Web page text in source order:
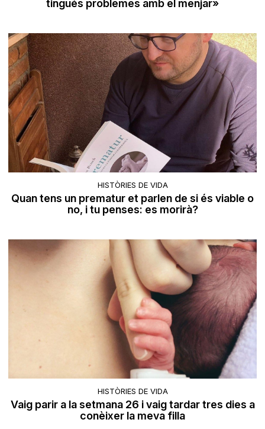
tingués problemes amb el menjar»
HISTÒRIES DE VIDA
Quan tens un prematur et parlen de si és viable o
no, i tu penses: es morirà?
HISTÒRIES DE VIDA
Vaig parir a la setmana 26 i vaig tardar tres dies a
conèixer la meva filla